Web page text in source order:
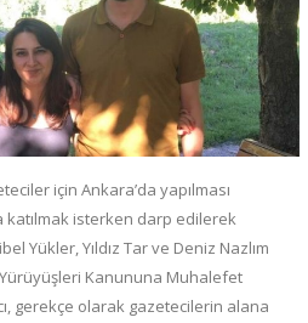
için Ankara’da yapılması
katılmak isterken darp edilerek
Yükler, Yıldız Tar ve Deniz Nazlım
Kanununa Muhalefet
gerekçe olarak gazetecilerin alana